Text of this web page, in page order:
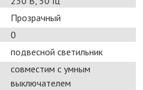
Прозрачный
0
подвесной светильник
совместим с умным
выключателем